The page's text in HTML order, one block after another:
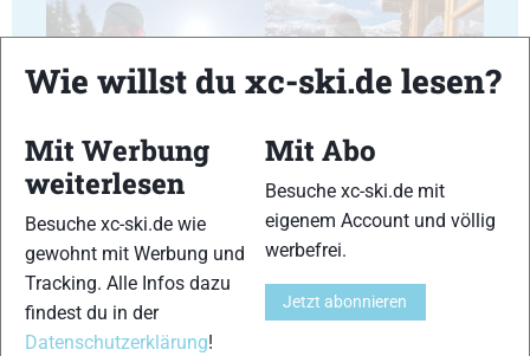
20
Wie willst du xc-ski.de lesen?
Mit Werbung
weiterlesen
Besuche xc-ski.de wie
gewohnt mit Werbung und
Tracking. Alle Infos dazu
findest du in der
Datenschutzerklärung!
Mit Abo
Besuche xc-ski.de mit
eigenem Account und völlig
werbefrei.
Jetzt abonnieren